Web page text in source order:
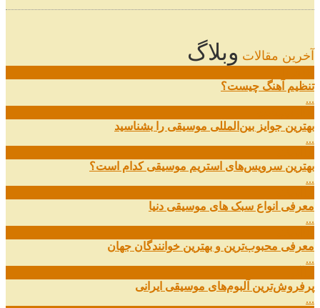
آخرین مقالات وبلاگ
تنظیم آهنگ چیست؟
...
بهترین جوایز بین‌المللی موسیقی را بشناسید
...
بهترین سرویس‌های استریم موسیقی کدام است؟
...
معرفی انواع سبک های موسیقی دنیا
...
معرفی محبوب‌ترین و بهترین خوانندگان جهان
...
پرفروش‌ترین آلبوم‌های موسیقی ایرانی
...